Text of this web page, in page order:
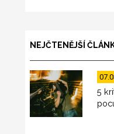
NEJČTENĚJŠÍ
5